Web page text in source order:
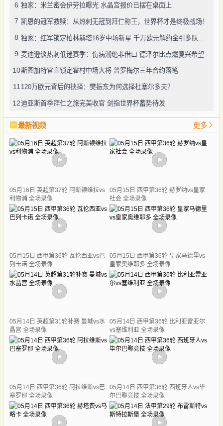
6 独家：米兰密会伊劳拉曝光 水晶宫报价已摆在桌面上
7 凯恩的冠军救赎：从热刺无冠到拜仁称王，世界杯才是终极战场！
8
9 麦迪逊谈热刺低迷赛季：伤病潮绝非借口 德泽尔比点燃复兴希望
10斯图加特官宣锁定霍村中场大将 普罗梅尔三年合约落笔
11 120万欧元背后的抉择：樊振东为何选择杜塞尔多夫？
12迪亚斯首季拜仁之旅完美收官 剑指世界杯蓄势待发
最新视频 更多
05月16日 英超第37轮 阿斯顿维拉vs
利物浦 全场录像
05月15日 西甲第36轮 赫罗纳vs皇家
社会 全场录像
05月15日 西甲第36轮 瓦伦西亚vs巴
列卡诺 全场录像
05月15日 西甲第36轮 皇家马德里vs
皇家奥维耶多 全场录像
05月14日 英超第31轮补赛 曼城vs水
晶宫 全场录像
05月14日 西甲第36轮 比利亚雷亚尔
vs塞维利亚 全场录像
05月14日 西甲第36轮 阿拉维斯vs巴
塞罗那 全场录像
05月14日 西甲第36轮 西班牙人vs毕
尔巴鄂竞技 全场录像